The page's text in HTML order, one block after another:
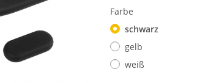
Farbe
schwarz
gelb
weiß